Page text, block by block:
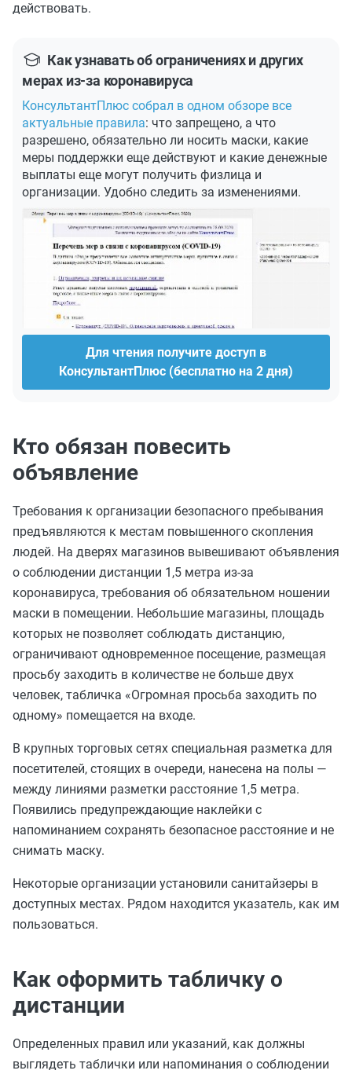
действовать.
Как узнавать об ограничениях и других
мерах из-за коронавируса
КонсультантПлюс собрал в одном обзоре все
актуальные правила: что запрещено, а что
разрешено, обязательно ли носить маски, какие
меры поддержки еще действуют и какие денежные
выплаты еще могут получить физлица и
организации. Удобно следить за изменениями.
Для чтения получите доступ в
КонсультантПлюс (бесплатно на 2 дня)
Кто обязан повесить
объявление
Требования к организации безопасного пребывания
предъявляются к местам повышенного скопления
людей. На дверях магазинов вывешивают объявления
о соблюдении дистанции 1,5 метра из-за
коронавируса, требования об обязательном ношении
маски в помещении. Небольшие магазины, площадь
которых не позволяет соблюдать дистанцию,
ограничивают одновременное посещение, размещая
просьбу заходить в количестве не больше двух
человек, табличка «Огромная просьба заходить по
одному» помещается на входе.
В крупных торговых сетях специальная разметка для
посетителей, стоящих в очереди, нанесена на полы —
между линиями разметки расстояние 1,5 метра.
Появились предупреждающие наклейки с
напоминанием сохранять безопасное расстояние и не
снимать маску.
Некоторые организации установили санитайзеры в
доступных местах. Рядом находится указатель, как им
пользоваться.
Как оформить табличку о
дистанции
Определенных правил или указаний, как должны
выглядеть таблички или напоминания о соблюдении